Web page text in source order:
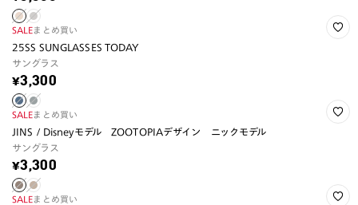
SALEまとめ買い
25SS SUNGLASSES TODAY
サングラス
¥3,300
SALEまとめ買い
JINS / Disneyモデル ZOOTOPIAデザイン ニックモデル
サングラス
¥3,300
SALEまとめ買い